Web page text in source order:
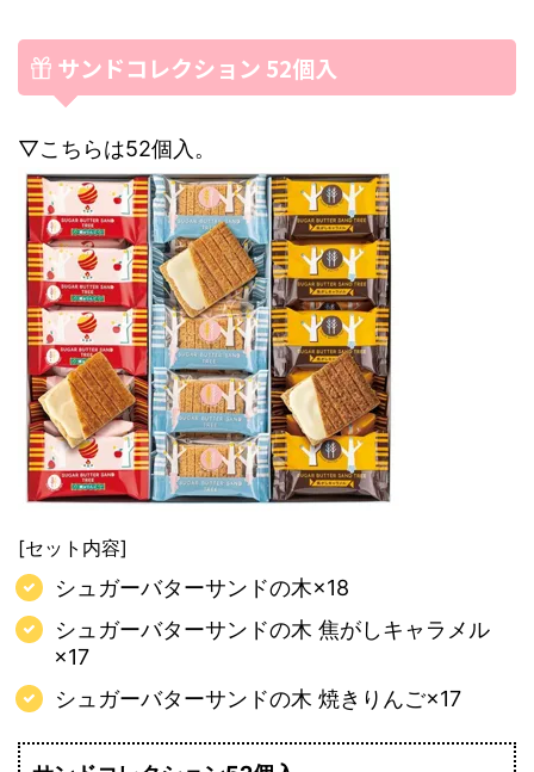
サンドコレクション 52個入
▽こちらは52個入。
[セット内容]
シュガーバターサンドの木×18
シュガーバターサンドの木 焦がしキャラメル
×17
シュガーバターサンドの木 焼きりんご×17